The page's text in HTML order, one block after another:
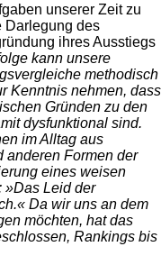
unserer Zeit zu
Darlegung des
ihres Ausstiegs
kann unsere
methodisch
Kenntnis nehmen, dass
Gründen zu den
dysfunktional sind.
im Alltag aus
anderen Formen der
eines weisen
»Das Leid der
Da wir uns an dem
möchten, hat das
Rankings bis